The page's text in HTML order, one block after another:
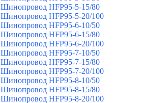
Шинопровод HFP95-5-15/80
Шинопровод HFP95-5-20/100
Шинопровод HFP95-6-10/50
Шинопровод HFP95-6-15/80
Шинопровод HFP95-6-20/100
Шинопровод HFP95-7-10/50
Шинопровод HFP95-7-15/80
Шинопровод HFP95-7-20/100
Шинопровод HFP95-8-10/50
Шинопровод HFP95-8-15/80
Шинопровод HFP95-8-20/100